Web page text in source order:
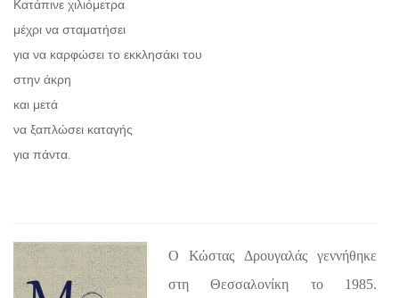
Κατάπινε χιλιόμετρα
μέχρι να σταματήσει
για να καρφώσει το εκκλησάκι του
στην άκρη
και μετά
να ξαπλώσει καταγής
για πάντα.
Ο Κώστας Δρουγαλάς γεννήθηκε
στη Θεσσαλονίκη το 1985.